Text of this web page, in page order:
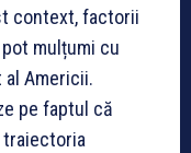
context, factorii
mulțumi cu
Americii.
pe faptul că
traiectoria